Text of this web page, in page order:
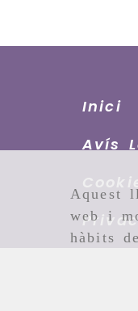
Aquest
web i
hàbits
Inici
Avís